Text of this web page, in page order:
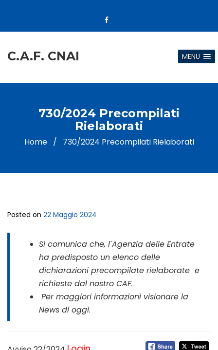
C.A.F. CNAI MENU
730/2024 Precompilati
Rielaborati
Home/ 730/2024 Precompilati Rielaborati
Posted on 22 Maggio 2024
Si comunica che, l´Agenzia delle Entrate
ha predisposto un elenco delle
dichiarazioni precompilate rielaborate e
richieste dal nostro CAF.
Per maggiori informazioni visionare la
News di oggi.